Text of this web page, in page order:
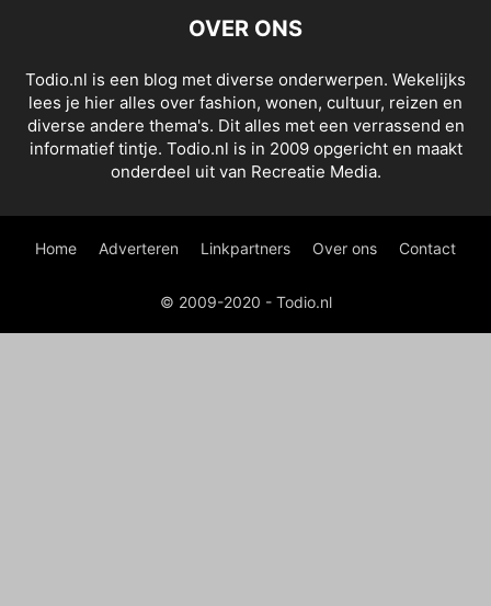
OVER ONS
Todio.nl is een blog met diverse onderwerpen. Wekelijks
lees je hier alles over fashion, wonen, cultuur, reizen en
diverse andere thema's. Dit alles met een verrassend en
informatief tintje. Todio.nl is in 2009 opgericht en maakt
onderdeel uit van Recreatie Media.
Home Adverteren Linkpartners Over ons Contact
© 2009-2020 - Todio.nl